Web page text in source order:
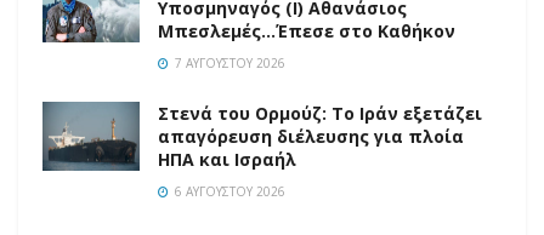
Υποσμηναγός (Ι) Αθανάσιος
Μπεσλεμές…Έπεσε στο Καθήκον
7 ΑΥΓΟΎΣΤΟΥ 2026
Στενά του Ορμούζ: Το Ιράν εξετάζει
απαγόρευση διέλευσης για πλοία
ΗΠΑ και Ισραήλ
6 ΑΥΓΟΎΣΤΟΥ 2026